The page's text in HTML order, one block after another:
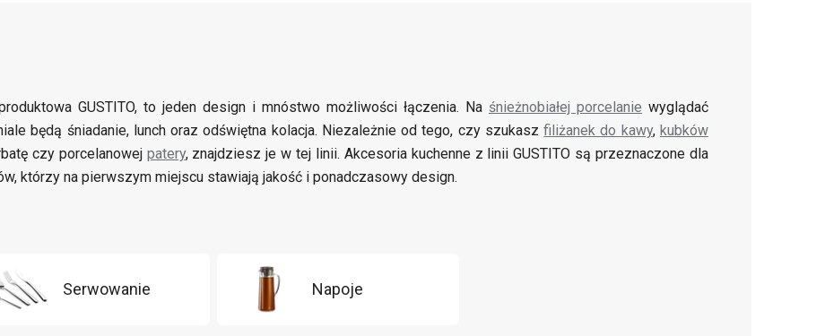
GUSTITO, to jeden design i mnóstwo możliwości łączenia. Na śnieżnobiałej porcelanie wyglądać
będą śniadanie, lunch oraz odświętna kolacja. Niezależnie od tego, czy szukaszfiliżanek do kawy,kubków
czy porcelanowej patery, znajdziesz je w tej linii. Akcesoria kuchenne z linii GUSTITO są przeznaczone dla
którzy na pierwszym miejscu stawiają jakość i ponadczasowy design.
Serwowanie Napoje